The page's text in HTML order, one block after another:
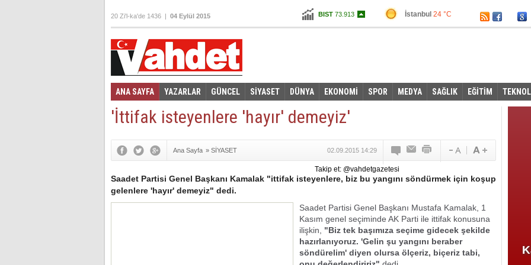
BIST 73.913 İstanbul 24 °C
20 Zi'l-ka'de 1436 | 04 Eylül 2015
ANA SAYFA YAZARLAR GÜNCEL SİYASET DÜNYA EKONOMİ SPOR MEDYA SAĞLIK EĞİTİM
Foto Galeri Video Galeri
'İttifak isteyenlere 'hayır' demeyiz'
Ana Sayfa » SİYASET 02.09.2015 14:29
Saadet Partisi Genel Başkanı Kamalak "ittifak isteyenlere, biz bu yangını söndürmek için koşup
gelenlere 'hayır' demeyiz" dedi.
Saadet Partisi Genel Başkanı Mustafa Kamalak, 1
Kasım genel seçiminde AK Parti ile ittifak konusuna
ilişkin, "Biz tek başımıza seçime gidecek şekilde
hazırlanıyoruz. 'Gelin şu yangını beraber
söndürelim' diyen olursa ölçeriz, biçeriz tabi,
Takip et: @vahdetgazetesi